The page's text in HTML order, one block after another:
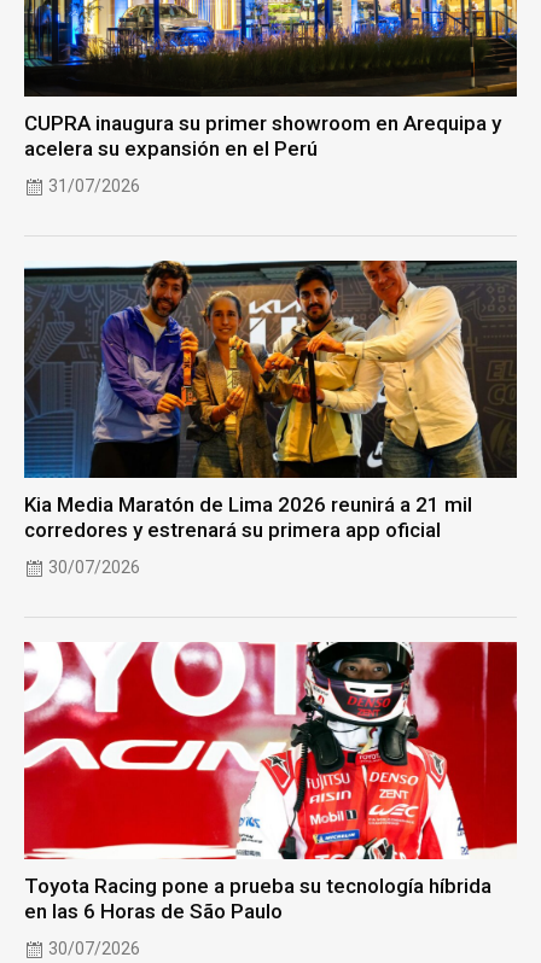
CUPRA inaugura su primer showroom en Arequipa y
acelera su expansión en el Perú
31/07/2026
Kia Media Maratón de Lima 2026 reunirá a 21 mil
corredores y estrenará su primera app oficial
30/07/2026
Toyota Racing pone a prueba su tecnología híbrida
en las 6 Horas de São Paulo
30/07/2026